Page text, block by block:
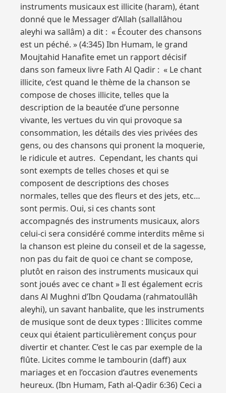
instruments musicaux est illicite (haram), étant
donné que le Messager d’Allah (sallallâhou
aleyhi wa sallâm) a dit : « Écouter des chansons
est un péché. » (4:345) Ibn Humam, le grand
Moujtahid Hanafite emet un rapport décisif
dans son fameux livre Fath Al Qadir : « Le chant
illicite, c’est quand le thème de la chanson se
compose de choses illicite, telles que la
description de la beautée d’une personne
vivante, les vertues du vin qui provoque sa
consommation, les détails des vies privées des
gens, ou des chansons qui pronent la moquerie,
le ridicule et autres. Cependant, les chants qui
sont exempts de telles choses et qui se
composent de descriptions des choses
normales, telles que des fleurs et des jets, etc…
sont permis. Oui, si ces chants sont
accompagnés des instruments musicaux, alors
celui-ci sera considéré comme interdits même si
la chanson est pleine du conseil et de la sagesse,
non pas du fait de quoi ce chant se compose,
plutôt en raison des instruments musicaux qui
sont joués avec ce chant » Il est également ecris
dans Al Mughni d’Ibn Qoudama (rahmatoullâh
aleyhi), un savant hanbalite, que les instruments
de musique sont de deux types : Illicites comme
ceux qui étaient particulièrement conçus pour
divertir et chanter. C’est le cas par exemple de la
flûte. Licites comme le tambourin (daff) aux
mariages et en l’occasion d’autres evenements
heureux. (Ibn Humam, Fath al-Qadir 6:36) Ceci a